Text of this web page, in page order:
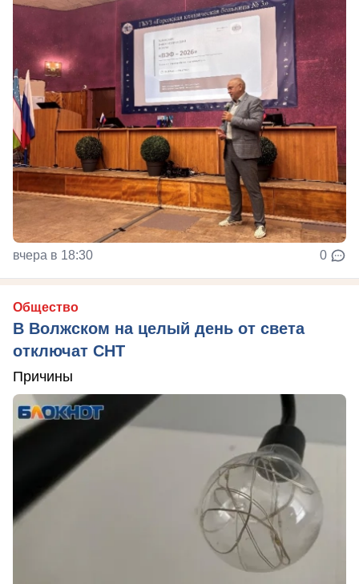
вчера в 18:30 0
Общество
В Волжском на целый день от света
отключат СНТ
Причины